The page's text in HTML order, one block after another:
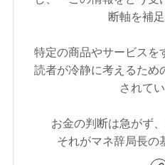
断軸を補足
特定の商品やサービスを
読者が冷静に考えるため
されてい
お金の判断は急がず
それがマネ辞局長の